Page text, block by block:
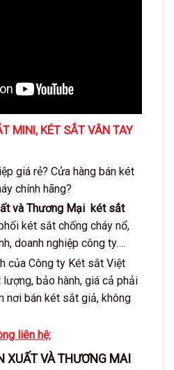
MINI, KÉT SẮT VÂN TAY
giá rẻ? Cửa hàng bán két
chính hãng?
và Thương Mại két sắt
két sắt chống cháy nổ,
doanh nghiệp công ty….
của Công ty Két sắt Việt
bảo hành, giá cả phải
nơi bán két sắt giả, không
liên hệ:
XUẤT VÀ THƯƠNG MAI